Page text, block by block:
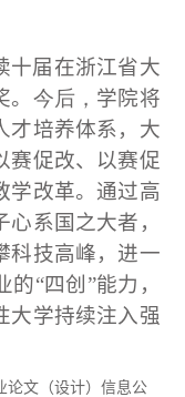
十届在浙江省大
今后， 学院将
才培养体系，大
赛促改、以赛促
学改革。通过高
系国之大者，
科技高峰，进一
“四创”能力，
大学持续注入强
论文（设计）信息公